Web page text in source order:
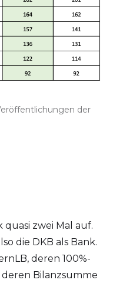
der
zwei Mal auf.
die DKB als Bank.
deren 100%-
Bilanzsumme